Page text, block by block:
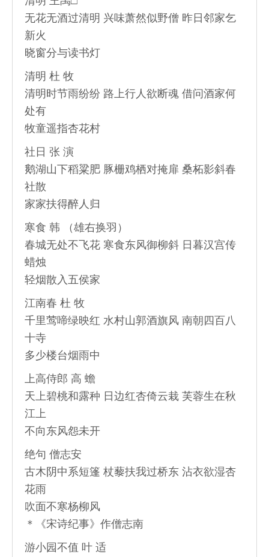
无花无酒过清明 兴味萧然似野僧 昨日邻家乞
新火
晓窗分与读书灯
清明 杜 牧
清明时节雨纷纷 路上行人欲断魂 借问酒家何
处有
牧童遥指杏花村
社日 张 演
鹅湖山下稻粱肥 豚栅鸡栖对掩扉 桑柘影斜春
社散
家家扶得醉人归
寒食 韩 （雄右换羽）
春城无处不飞花 寒食东风御柳斜 日暮汉宫传
蜡烛
轻烟散入五侯家
江南春 杜 牧
千里莺啼绿映红 水村山郭酒旗风 南朝四百八
十寺
多少楼台烟雨中
上高侍郎 高 蟾
天上碧桃和露种 日边红杏倚云栽 芙蓉生在秋
江上
不向东风怨未开
绝句 僧志安
古木阴中系短篷 杖藜扶我过桥东 沾衣欲湿杏
花雨
吹面不寒杨柳风
＊《宋诗纪事》作僧志南
游小园不值 叶 适